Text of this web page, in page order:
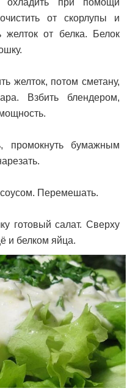
от скорлупы и
желток от белка. Белок
желток, потом сметану,
Взбить блендером,
промокнуть бумажным
Перемешать.
готовый салат. Сверху
и белком яйца.